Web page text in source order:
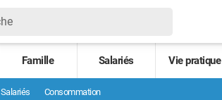
Famille Salariés Vie pratique
Salariés Consommation